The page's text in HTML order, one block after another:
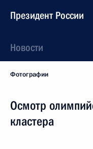
Президент России
Новости
Фотографии
Осмотр
кластера